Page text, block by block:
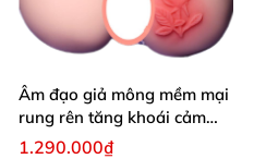
Âm đạo giả mông mềm mại
rung rên tăng khoái cảm
thủ dâm dễ dàng thoải mái
1.290.000₫